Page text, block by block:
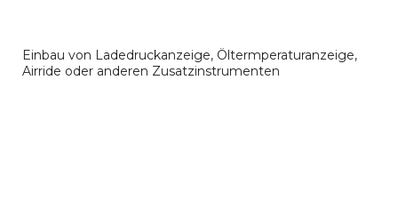
Einbau von Ladedruckanzeige, Öltermperaturanzeige,
Airride oder anderen Zusatzinstrumenten